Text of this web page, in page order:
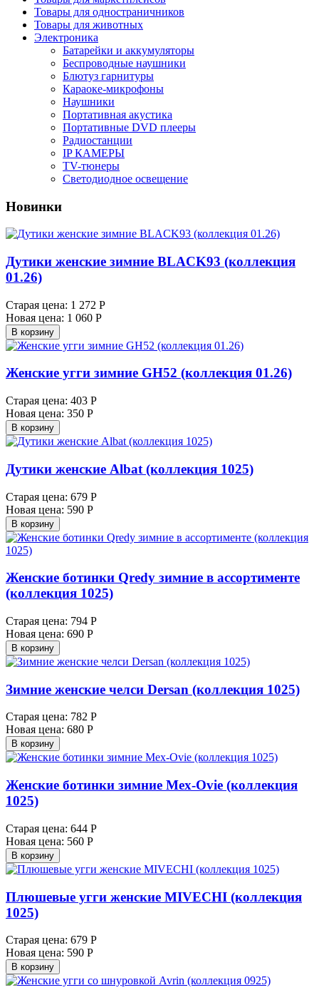
Товары для одностраничников
Товары для животных
Электроника
Батарейки и аккумуляторы
Беспроводные наушники
Блютуз гарнитуры
Караоке-микрофоны
Наушники
Портативная акустика
Портативные DVD плееры
Радиостанции
IP КАМЕРЫ
TV-тюнеры
Светодиодное освещение
Новинки
Дутики женские зимние BLACK93 (коллекция
01.26)
Старая цена: 1 272 Р
Новая цена: 1 060 Р
В корзину
Женские угги зимние GH52 (коллекция 01.26)
Старая цена: 403 Р
Новая цена: 350 Р
В корзину
Дутики женские Albat (коллекция 1025)
Старая цена: 679 Р
Новая цена: 590 Р
В корзину
Женские ботинки Qredy зимние в ассортименте
(коллекция 1025)
Старая цена: 794 Р
Новая цена: 690 Р
В корзину
Зимние женские челси Dersan (коллекция 1025)
Старая цена: 782 Р
Новая цена: 680 Р
В корзину
Женские ботинки зимние Mex-Ovie (коллекция
1025)
Старая цена: 644 Р
Новая цена: 560 Р
В корзину
Плюшевые угги женские MIVECHI (коллекция
1025)
Старая цена: 679 Р
Новая цена: 590 Р
В корзину